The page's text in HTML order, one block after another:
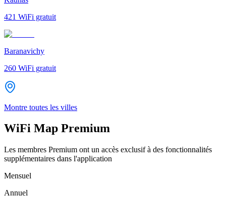
421 WiFi gratuit
Baranavichy
260 WiFi gratuit
Montre toutes les villes
WiFi Map Premium
Les membres Premium ont un accès exclusif à des fonctionnalités
supplémentaires dans l'application
Mensuel
Annuel